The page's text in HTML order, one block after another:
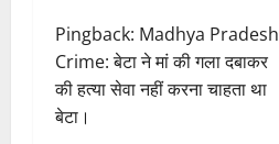
o
n
Pingback: Madhya Pradesh
Crime: बेटा ने मां की गला दबाकर
की हत्या सेवा नहीं करना चाहता था
बेटा।